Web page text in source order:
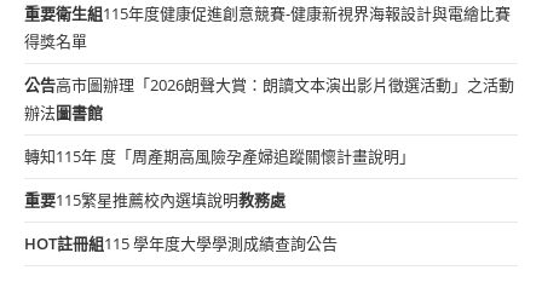
重要衛生組115年度健康促進創意競賽-健康新視界海報設計與電繪比賽
得獎名單
公告高市圖辦理「2026朗聲大賞：朗讀文本演出影片徵選活動」之活動
辦法圖書館
轉知115年 度「周產期高風險孕產婦追蹤關懷計畫說明」
重要115繁星推薦校內選填說明教務處
HOT註冊組115 學年度大學學測成績查詢公告